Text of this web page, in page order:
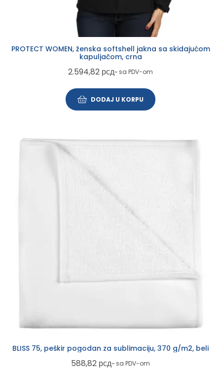
PROTECT WOMEN, ženska softshell jakna sa skidajućom
kapuljačom, crna
2.594,82 рсд~ sa PDV-om
DODAJ U KORPU
BLISS 75, peškir pogodan za sublimaciju, 370 g/m2, beli
588,82 рсд~ sa PDV-om